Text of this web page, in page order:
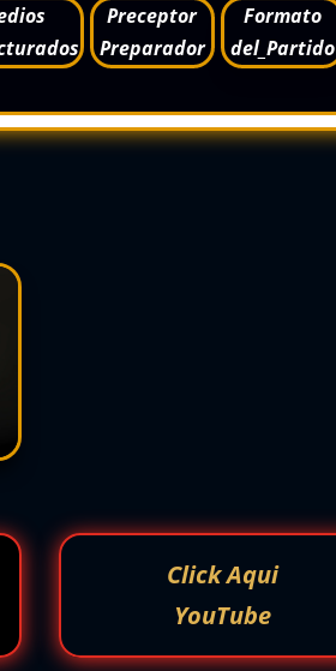
Preceptor
Preparador
Formato
del_Partido
Click Aqui
YouTube